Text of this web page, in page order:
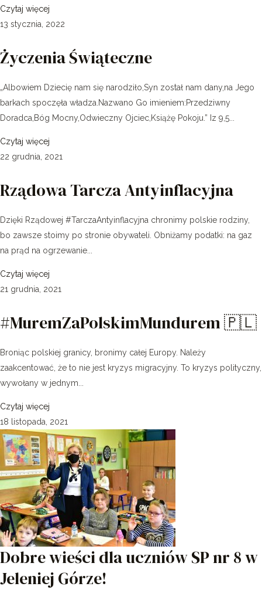
Czytaj więcej
13 stycznia, 2022
Życzenia Świąteczne
„Albowiem Dziecię nam się narodziło,Syn został nam dany,na Jego
barkach spoczęła władza.Nazwano Go imieniem:Przedziwny
Doradca,Bóg Mocny,Odwieczny Ojciec,Książę Pokoju.” Iz 9,5...
Czytaj więcej
22 grudnia, 2021
Rządowa Tarcza Antyinflacyjna
Dzięki Rządowej #TarczaAntyinflacyjna chronimy polskie rodziny,
bo zawsze stoimy po stronie obywateli. Obniżamy podatki: na gaz
na prąd na ogrzewanie...
Czytaj więcej
21 grudnia, 2021
#MuremZaPolskimMundurem 🇵🇱
Broniąc polskiej granicy, bronimy całej Europy. Należy
zaakcentować, że to nie jest kryzys migracyjny. To kryzys polityczny,
wywołany w jednym...
Czytaj więcej
18 listopada, 2021
Dobre wieści dla uczniów SP nr 8 w
Jeleniej Górze!